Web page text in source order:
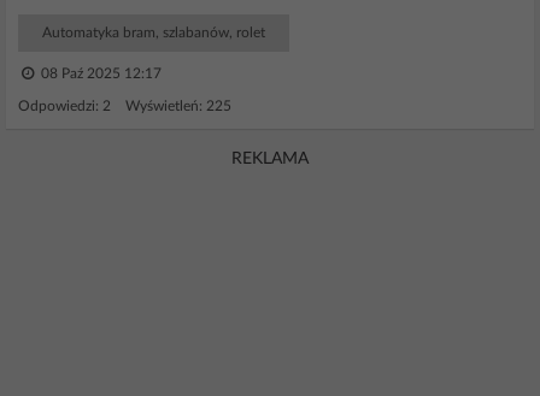
Automatyka bram, szlabanów, rolet
08 Paź 2025 12:17
Odpowiedzi: 2 Wyświetleń: 225
REKLAMA